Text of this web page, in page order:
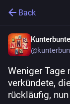
Back
Weniger Tage
verkündete,
rückläufig, nun